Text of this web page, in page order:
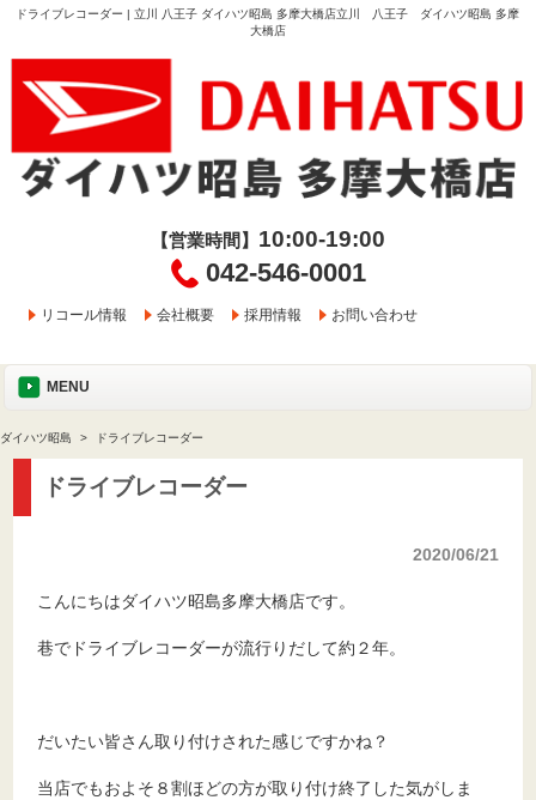
ドライブレコーダー | 立川 八王子 ダイハツ昭島 多摩大橋店立川 八王子 ダイハツ昭島 多摩
大橋店
【営業時間】 10:00-19:00
042-546-0001
リコール情報 会社概要 採用情報 お問い合わせ
MENU
ダイハツ昭島 ドライブレコーダー
ドライブレコーダー
2020/06/21
こんにちはダイハツ昭島多摩大橋店です。
巷でドライブレコーダーが流行りだして約２年。
だいたい皆さん取り付けされた感じですかね？
当店でもおよそ８割ほどの方が取り付け終了した気がしま